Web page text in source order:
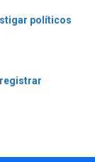
políticos